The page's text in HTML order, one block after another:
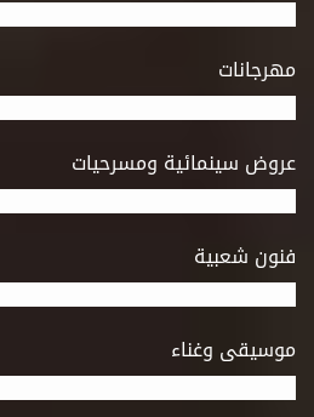
مهرجانات
عروض سينمائية ومسرحيات
فنون شعبية
موسيقى وغناء